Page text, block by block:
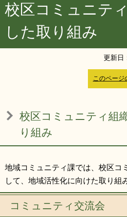
観光魅力・イベント
創業・産業・ビジネス
組
閉じる
校区コミュニテ
した取り組み
更新日
このページ
校区コミュニティ組
り組み
地域コミュニティ課では、校区コ
して、地域活性化に向けた取り組
コミュニティ交流会